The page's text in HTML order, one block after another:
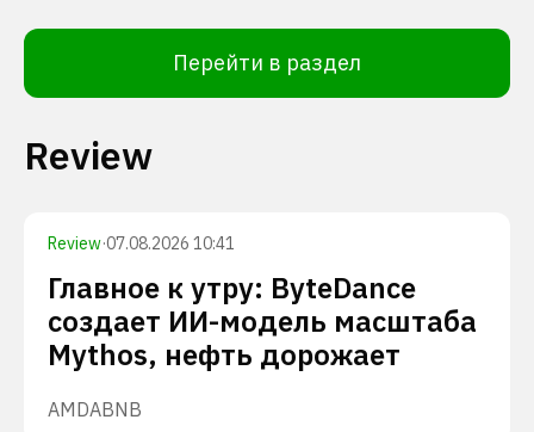
Перейти в раздел
Review
Review·07.08.2026 10:41
Главное к утру: ByteDance
создает ИИ-модель масштаба
Mythos, нефть дорожает
AMDABNB